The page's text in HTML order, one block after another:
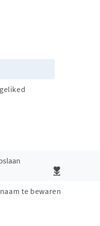
te bewaren